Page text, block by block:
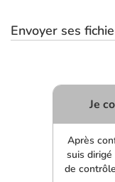
Envoyer ses
Je
Après
suis
de